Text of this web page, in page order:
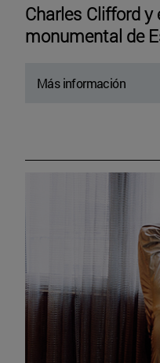
Charles Clifford y
monumental de
Más información